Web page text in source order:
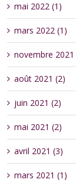
mai 2022 (1)
mars 2022 (1)
novembre 2021
août 2021 (2)
juin 2021 (2)
mai 2021 (2)
avril 2021 (3)
mars 2021 (1)